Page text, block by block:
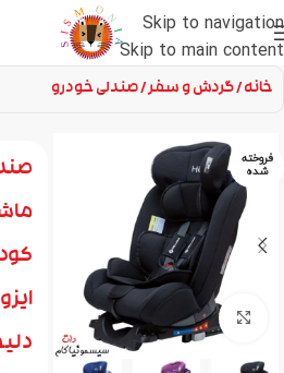
Skip to navigation
Skip to main content
خانه گردش و سفر صندلی خودرو
فروخته
شده
برای بزرگنمایی کلیک کنید